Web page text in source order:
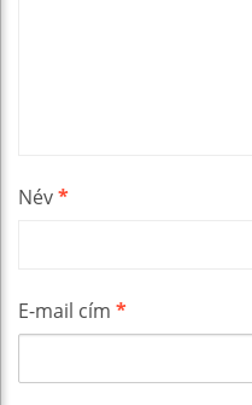
Név*
E-mail cím *